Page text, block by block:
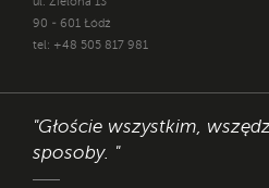
90 - 601 Łódź
tel: +48 505 817 981
"Głoście wszystkim,
sposoby. "